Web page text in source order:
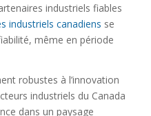
industriels fiables
industriels canadiens se
même en période
robustes à l’innovation
industriels du Canada
dans un paysage